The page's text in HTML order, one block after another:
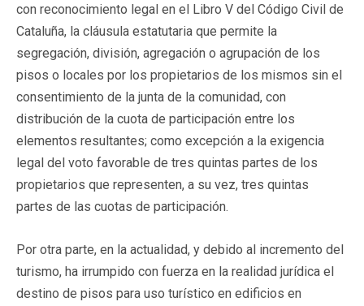
con reconocimiento legal en el Libro V del Código Civil de
Cataluña, la cláusula estatutaria que permite la
segregación, división, agregación o agrupación de los
pisos o locales por los propietarios de los mismos sin el
consentimiento de la junta de la comunidad, con
distribución de la cuota de participación entre los
elementos resultantes; como excepción a la exigencia
legal del voto favorable de tres quintas partes de los
propietarios que representen, a su vez, tres quintas
partes de las cuotas de participación.
Por otra parte, en la actualidad, y debido al incremento del
turismo, ha irrumpido con fuerza en la realidad jurídica el
destino de pisos para uso turístico en edificios en